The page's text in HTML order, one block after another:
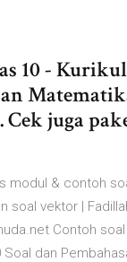
10 -
juga
modul & contoh
soal vektor |
Contoh
dan